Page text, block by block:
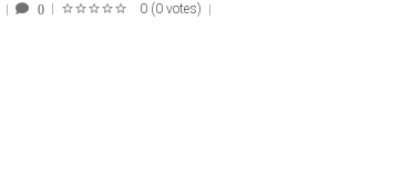
0 0 (0 votes)